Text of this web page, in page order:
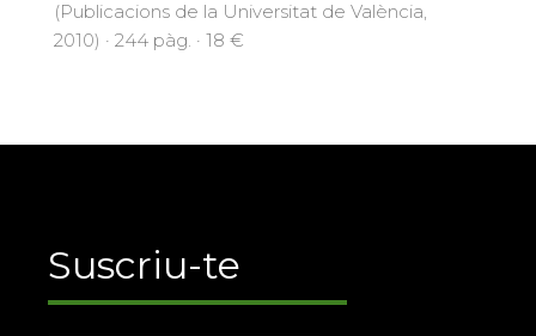
(Publicacions de la Universitat de València,
2010) · 244 pàg. · 18 €
Suscriu-te